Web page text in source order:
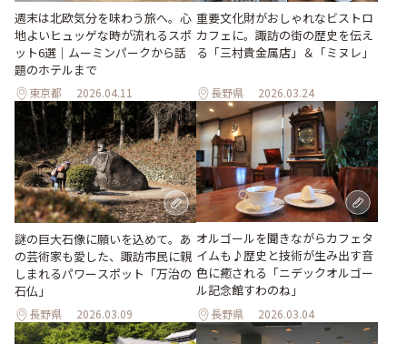
週末は北欧気分を味わう旅へ。心
地よいヒュッゲな時が流れるスポ
ット6選｜ムーミンパークから話
題のホテルまで
東京都 2026.04.11
重要文化財がおしゃれなビストロ
カフェに。諏訪の街の歴史を伝え
る「三村貴金属店」＆「ミヌレ」
長野県 2026.03.24
謎の巨大石像に願いを込めて。あ
の芸術家も愛した、諏訪市民に親
しまれるパワースポット「万治の
石仏」
長野県 2026.03.09
オルゴールを聞きながらカフェタ
イムも♪歴史と技術が生み出す音
色に癒される「ニデックオルゴー
ル記念館すわのね」
長野県 2026.03.04